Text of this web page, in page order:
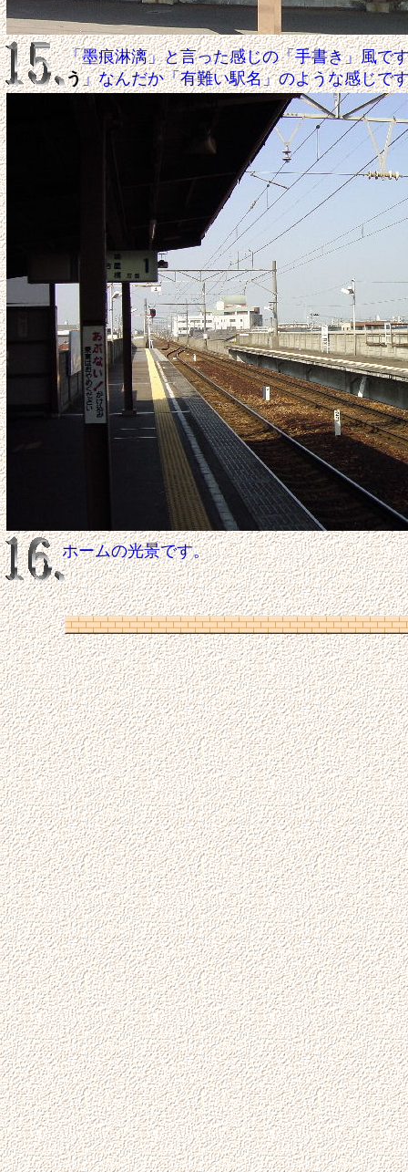
「墨痕淋漓」と言った感じの「手書き」風で
う」なんだか「有難い駅名」のような感じで
ホームの光景です。